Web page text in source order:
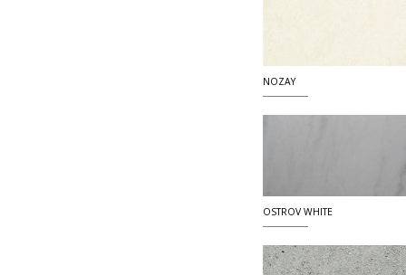
NOZAY
OSTROV WHITE